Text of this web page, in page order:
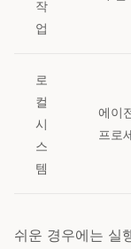
작
업
로
컬
시
스
템
에이
프로
쉬운 경우에는 실